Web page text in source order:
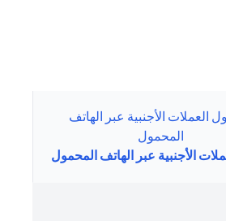
الأجنبية عبر الهاتف المحمول